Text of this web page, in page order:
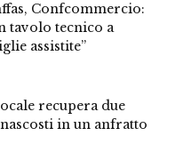
Confcommercio:
tavolo tecnico a
assistite”
recupera due
in un anfratto